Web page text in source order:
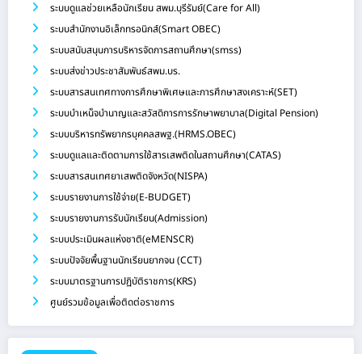
ระบบดูแลช่วยเหลือนักเรียน สพม.บุรีรัมย์(Care for All)
ระบบสำนักงานอิเล็กทรอนิกส์(Smart OBEC)
ระบบสนับสนุนการบริหารจัดการสถานศึกษา(smss)
ระบบส่งข่าวประชาสัมพันธ์สพม.บร.
ระบบสารสนเทศทางการศึกษาพิเศษและการศึกษาสงเคราะห์(SET)
ระบบบำเหน็จบำนาญและสวัสดิการการรักษาพยาบาล(Digital Pension)
ระบบบริหารทรัพยากรบุคคลสพฐ.(HRMS.OBEC)
ระบบดูแลและติดตามการใช้สารเสพติดในสถานศึกษา(CATAS)
ระบบสารสนเทศยาเสพติดจังหวัด(NISPA)
ระบบรายงานการใช้จ่าย(E-BUDGET)
ระบบรายงานการรับนักเรียน(Admission)
ระบบประเมินผลแห่งชาติ(eMENSCR)
ระบบปัจจัยพื้นฐานนักเรียนยากจน (CCT)
ระบบมาตรฐานการปฏิบัติราชการ(KRS)
ศูนย์รวมข้อมูลเพื่อติดต่อราชการ